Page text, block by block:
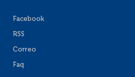
Facebook
RSS
Correo
Faq